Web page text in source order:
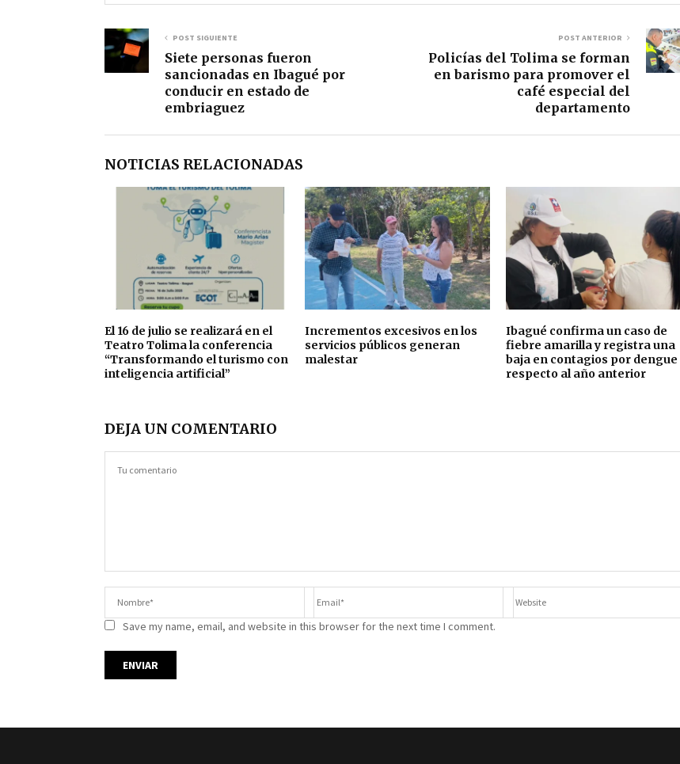
POST SIGUIENTE
Siete personas fueron
sancionadas en Ibagué por
conducir en estado de
embriaguez
POST ANTERIOR
Policías del Tolima se forman
en barismo para promover el
café especial del
departamento
NOTICIAS RELACIONADAS
El 16 de julio se realizará en el
Teatro Tolima la conferencia
“Transformando el turismo con
inteligencia artificial”
Incrementos excesivos en los
servicios públicos generan
malestar
Ibagué confirma un caso de
fiebre amarilla y registra una
baja en contagios por dengue
respecto al año anterior
DEJA UN COMENTARIO
Save my name, email, and website in this browser for the next time I comment.